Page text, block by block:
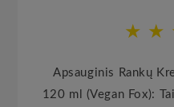
★ ★
Apsauginis Rankų
120 ml (Vegan Fox):